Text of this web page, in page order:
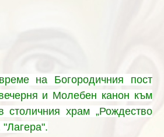
на Богородичния пост
и Молебен канон към
храм „Рождество
"Лагера".